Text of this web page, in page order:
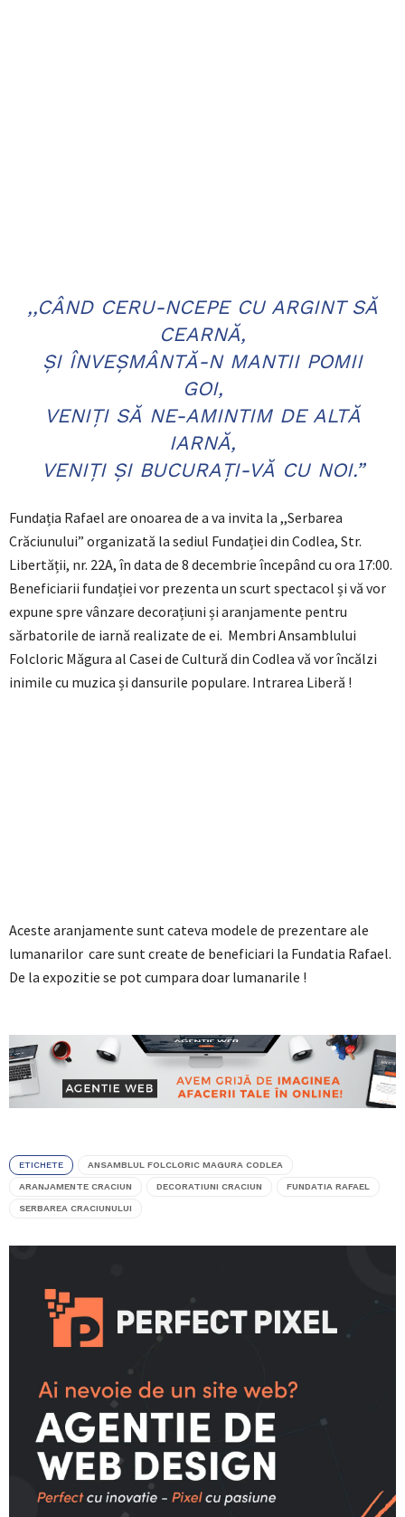
,,CÂND CERU-NCEPE CU ARGINT SĂ
CEARNĂ,
ȘI ÎNVEȘMÂNTĂ-N MANTII POMII
GOI,
VENIȚI SĂ NE-AMINTIM DE ALTĂ
IARNĂ,
VENIȚI ȘI BUCURAȚI-VĂ CU NOI.”
Fundația Rafael are onoarea de a va invita la ,,Serbarea
Crăciunului” organizată la sediul Fundației din Codlea, Str.
Libertății, nr. 22A, în data de 8 decembrie începând cu ora 17:00.
Beneficiarii fundației vor prezenta un scurt spectacol și vă vor
expune spre vânzare decorațiuni și aranjamente pentru
sărbatorile de iarnă realizate de ei. Membri Ansamblului
Folcloric Măgura al Casei de Cultură din Codlea vă vor încălzi
inimile cu muzica și dansurile populare. Intrarea Liberă !
Aceste aranjamente sunt cateva modele de prezentare ale
lumanarilor care sunt create de beneficiari la Fundatia Rafael.
De la expozitie se pot cumpara doar lumanarile !
ETICHETE ANSAMBLUL FOLCLORIC MAGURA CODLEA
ARANJAMENTE CRACIUN DECORATIUNI CRACIUN FUNDATIA RAFAEL
SERBAREA CRACIUNULUI